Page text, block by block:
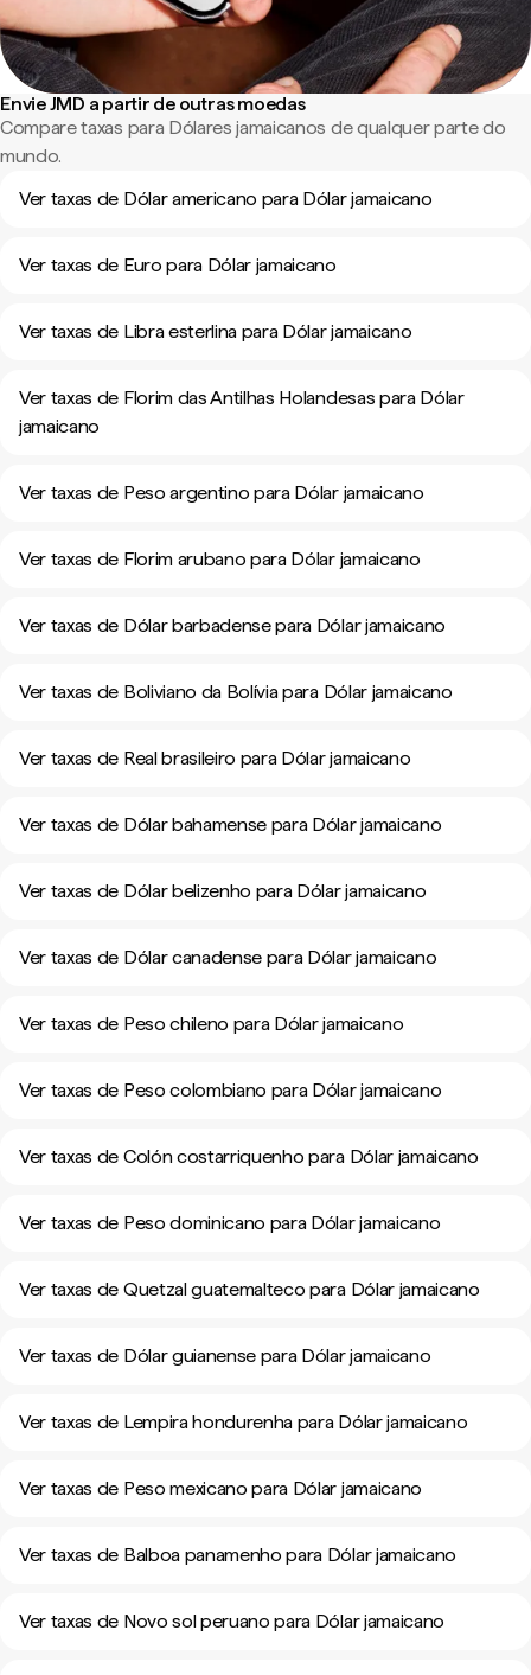
Envie JMD a partir de outras moedas
Compare taxas para Dólares jamaicanos de qualquer parte do
mundo.
Ver taxas de Dólar americano para Dólar jamaicano
Ver taxas de Euro para Dólar jamaicano
Ver taxas de Libra esterlina para Dólar jamaicano
Ver taxas de Florim das Antilhas Holandesas para Dólar
jamaicano
Ver taxas de Peso argentino para Dólar jamaicano
Ver taxas de Florim arubano para Dólar jamaicano
Ver taxas de Dólar barbadense para Dólar jamaicano
Ver taxas de Boliviano da Bolívia para Dólar jamaicano
Ver taxas de Real brasileiro para Dólar jamaicano
Ver taxas de Dólar bahamense para Dólar jamaicano
Ver taxas de Dólar belizenho para Dólar jamaicano
Ver taxas de Dólar canadense para Dólar jamaicano
Ver taxas de Peso chileno para Dólar jamaicano
Ver taxas de Peso colombiano para Dólar jamaicano
Ver taxas de Colón costarriquenho para Dólar jamaicano
Ver taxas de Peso dominicano para Dólar jamaicano
Ver taxas de Quetzal guatemalteco para Dólar jamaicano
Ver taxas de Dólar guianense para Dólar jamaicano
Ver taxas de Lempira hondurenha para Dólar jamaicano
Ver taxas de Peso mexicano para Dólar jamaicano
Ver taxas de Balboa panamenho para Dólar jamaicano
Ver taxas de Novo sol peruano para Dólar jamaicano